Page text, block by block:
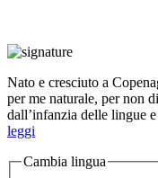
Nato e cresciuto a
per me naturale, per non
dall’infanzia delle lingue
leggi
Cambia lingua